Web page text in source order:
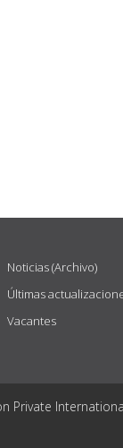
Noticias (Archivo)
Últimas
Vacantes
Private